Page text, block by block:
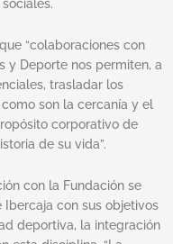
“colaboraciones con
y Deporte nos permiten, a
trasladar los
son la cercanía y el
corporativo de
de su vida”.
con la Fundación se
con sus objetivos
deportiva, la integración